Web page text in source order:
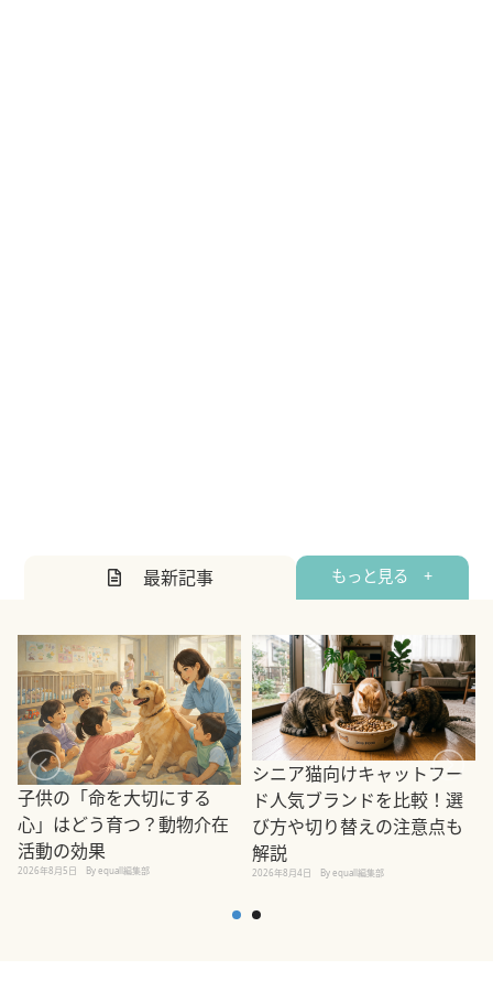
最新記事 もっと見る +
子供の「命を大切にする
心」はどう育つ？動物介在
活動の効果
2026年8月5日 By equall編集部
シニア猫向けキャットフー
ド人気ブランドを比較！選
び方や切り替えの注意点も
解説
2026年8月4日 By equall編集部